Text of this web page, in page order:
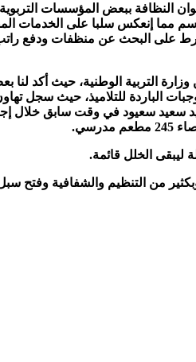
النظافة ببعض المؤسسات
مما إنعكس سلبا على الخدمات
على البحث عن منظفات
التربية الوطنية، حيث أكد لنا
الباردة للتلاميذ، حيث سجل
وهران السيد سعيد سعيود في وقت
من التنظيم والشفافية وفتح